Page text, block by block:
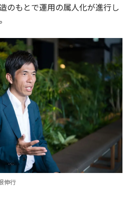
のもとで運用の属人化が進行し
伸行